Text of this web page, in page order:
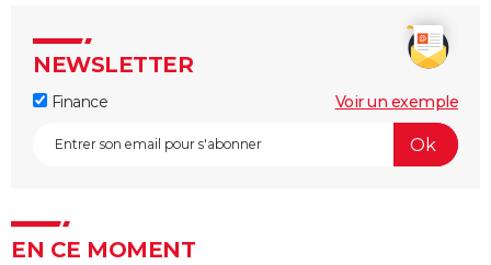
NEWSLETTER
Finance Voir un exemple
EN CE MOMENT